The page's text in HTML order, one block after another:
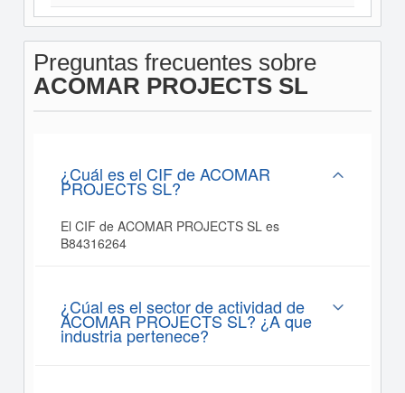
Preguntas frecuentes sobre
ACOMAR PROJECTS SL
¿Cuál es el CIF de ACOMAR
PROJECTS SL?
El CIF de ACOMAR PROJECTS SL es
B84316264
¿Cúal es el sector de actividad de
ACOMAR PROJECTS SL? ¿A que
industria pertenece?